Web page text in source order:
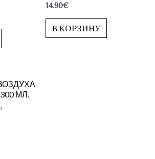
Оценка
из
14.90€
В КОРЗИНУ
МЛ.